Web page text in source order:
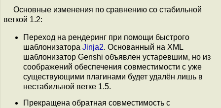
Основные изменения по сравнению со стабильной
веткой 1.2:
Переход на рендеринг при помощи быстрого
шаблонизатора Jinja2. Основанный на XML
шаблонизатор Genshi объявлен устаревшим, но из
соображений обеспечения совместимости с уже
существующими плагинами будет удалён лишь в
нестабильной ветке 1.5.
Прекращена обратная совместимость с